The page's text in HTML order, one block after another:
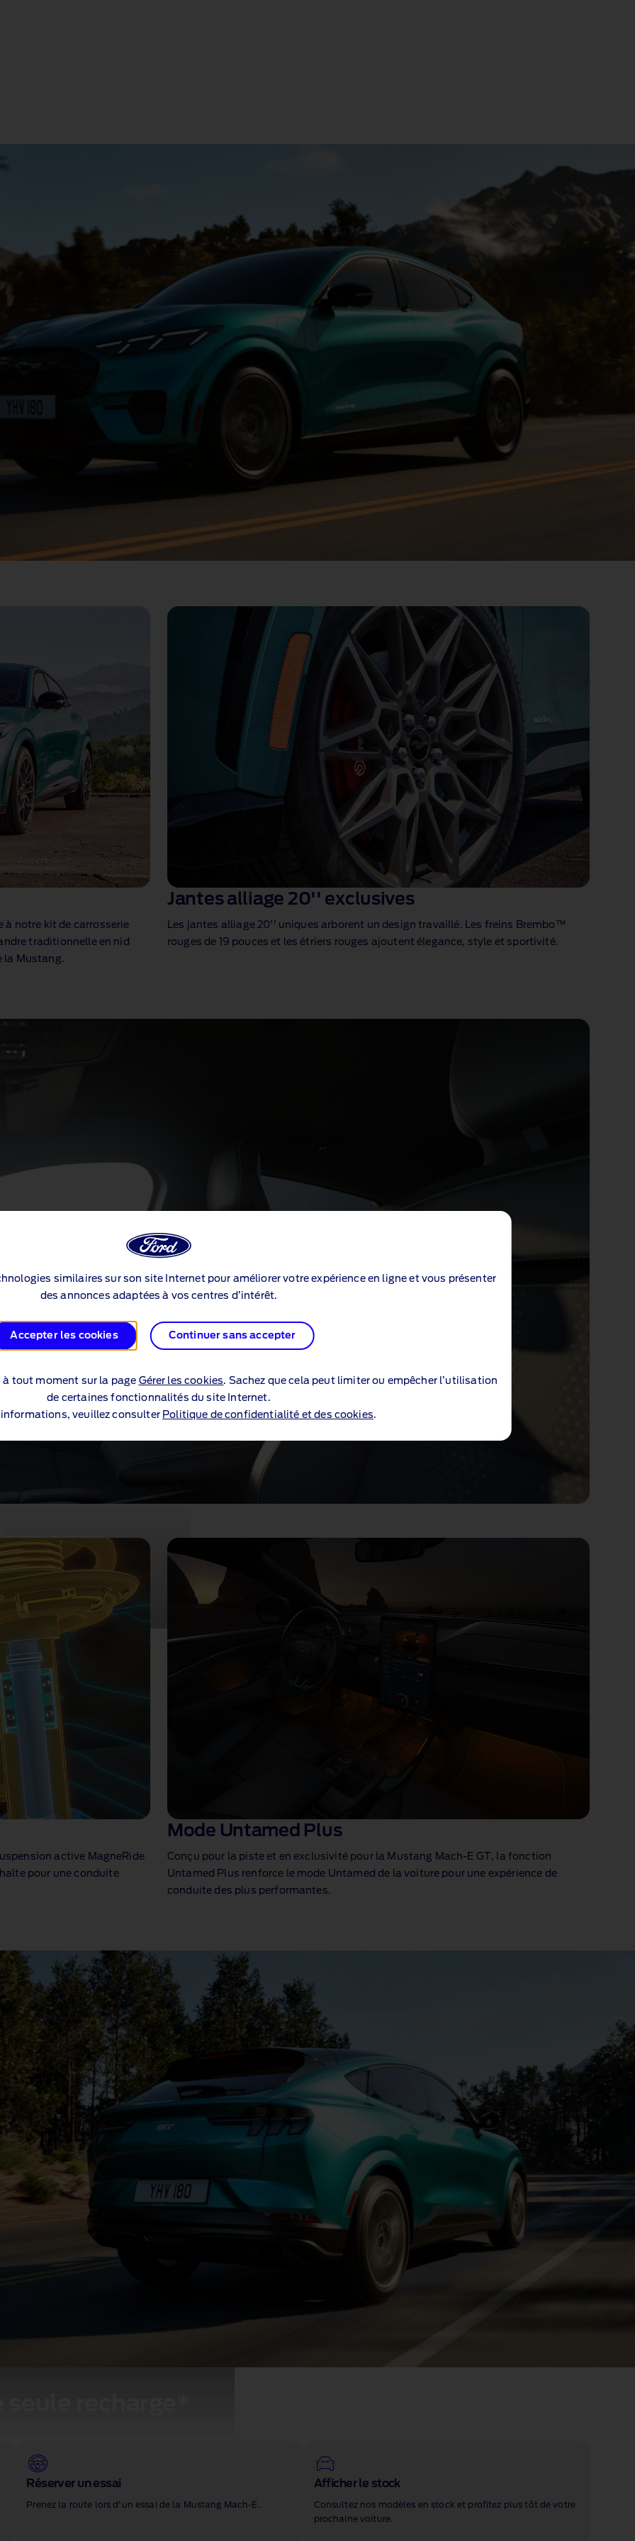
similaires sur son site Internet pour améliorer votre expérience en ligne et vous présenter
des annonces adaptées à vos centres d’intérêt.
Accepter les cookies Continuer sans accepter
à tout moment sur la page Gérer les cookies. Sachez que cela peut limiter ou empêcher l’utilisation
de certaines fonctionnalités du site Internet.
veuillez consulter Politique de confidentialité et des cookies.
à notre kit de carrosserie
traditionnelle en nid
la Mustang.
Jantes alliage 20'' exclusives
Les jantes alliage 20'' uniques arborent un design travaillé. Les freins Brembo™
rouges de 19 pouces et les étriers rouges ajoutent élegance, style et sportivité.
Mustang Mach‑E GT
savourer chaque
active MagneRide
pour une conduite
Mode Untamed Plus
Conçu pour la piste et en exclusivité pour la Mustang Mach‑E GT, la fonction
Untamed Plus renforce le mode Untamed de la voiture pour une expérience de
conduite des plus performantes.
seule recharge*
Réserver un essai
Prenez la route lors d'un essai de la Mustang Mach‑E.
Afficher le stock
Consultez nos modèles en stock et profitez plus tôt de votre
prochaine voiture.